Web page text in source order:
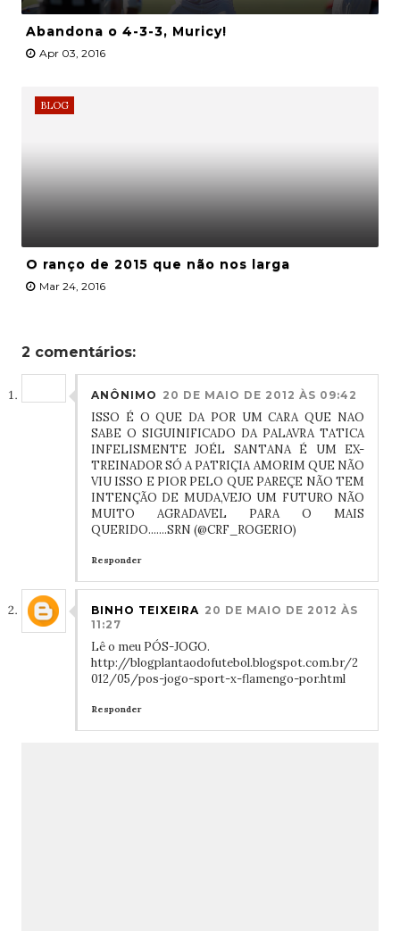
Abandona o 4-3-3, Muricy!
Apr 03, 2016
BLOG
O ranço de 2015 que não nos larga
Mar 24, 2016
2 comentários:
ANÔNIMO 20 DE MAIO DE 2012 ÀS 09:42
ISSO É O QUE DA POR UM CARA QUE NAO
SABE O SIGUINIFICADO DA PALAVRA TATICA
INFELISMENTE JOÉL SANTANA É UM EX-
TREINADOR SÓ A PATRIÇIA AMORIM QUE NÃO
VIU ISSO E PIOR PELO QUE PAREÇE NÃO TEM
INTENÇÃO DE MUDA,VEJO UM FUTURO NÃO
MUITO AGRADAVEL PARA O MAIS
QUERIDO.......SRN (@CRF_ROGERIO)
Responder
BINHO TEIXEIRA 20 DE MAIO DE 2012 ÀS
11:27
Lê o meu PÓS-JOGO.
http://blogplantaodofutebol.blogspot.com.br/2
012/05/pos-jogo-sport-x-flamengo-por.html
Responder